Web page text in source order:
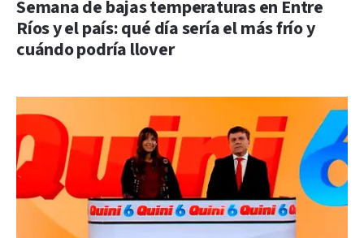
Semana de bajas temperaturas en Entre
Ríos y el país: qué día sería el más frío y
cuándo podría llover